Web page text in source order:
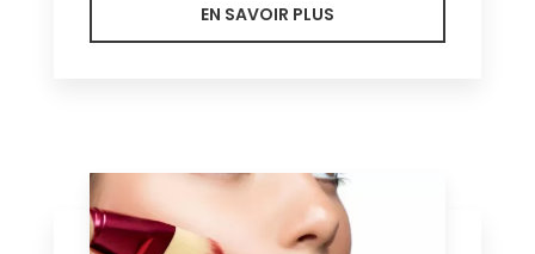
EN SAVOIR PLUS